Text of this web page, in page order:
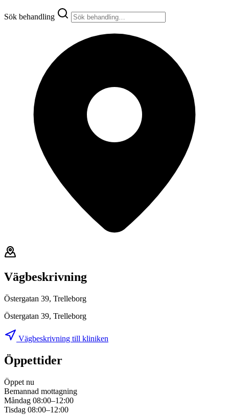
Sök behandling
Vägbeskrivning
Östergatan 39, Trelleborg
Östergatan 39, Trelleborg
Vägbeskrivning till kliniken
Öppettider
Öppet nu
Bemannad mottagning
Måndag 08:00–12:00
Tisdag 08:00–12:00